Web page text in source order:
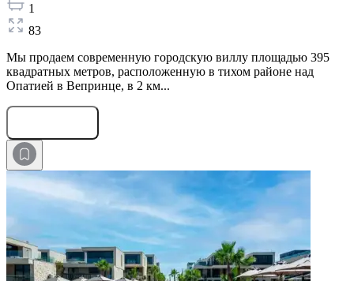
1
83
Мы продаем современную городскую виллу площадью 395
квадратных метров, расположенную в тихом районе над
Опатией в Вепринце, в 2 км...